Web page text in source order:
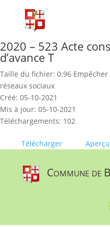
content
2020 – 523 Acte
d’avance T
Taille du fichier: 0.96
réseaux sociaux
Créé: 05-10-2021
Mis à jour: 05-10-2021
Téléchargements: 102
Télécharger
Commune de